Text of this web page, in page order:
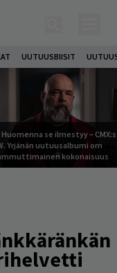
UUTUUSBIISIT
Huomenna se ilmestyy –
Yrjänän uutuusalbumi om
kokonaisuus